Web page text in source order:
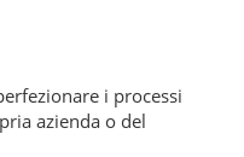
i processi
azienda o del